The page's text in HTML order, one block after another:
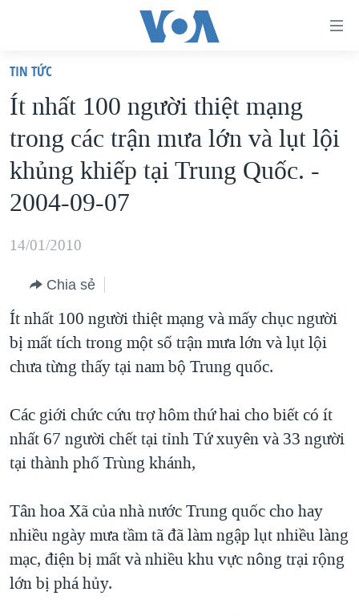
truy
cập
Tới
nội
chính
Tới
hướng
chính
Đi
tới
TRANG CHỦ
VIỆT NAM
HOA KỲ
BIỂN ĐÔNG
THẾ GIỚI
MỤC
TỰ DO BÁO CHÍ
VẠCH TRẦN TIN GIẢ
NGƯỜI VIỆT HẢI NGOẠI
KINH TẾ
KHOA HỌC
VĂN HOÁ
GIÁO DỤC
CHUYÊN ĐỀ
CHIẾN TRANH THƯƠNG MẠI CỦA MỸ: QUÁ KHỨ VÀ HIỆN
TẠI
MỘT NĂM CHIẾN TRANH TẠI DẢI GAZA
GIẢI MÃ VÀNH ĐAI & CON ĐƯỜNG
TRỊNH VĨNH BÌNH - NGƯỜI HẠ 'BÊN THẮNG CUỘC'
GROUND ZERO – XƯA VÀ NAY
CHI PHÍ CHIẾN TRANH AFGHANISTAN
CÁC GIÁ TRỊ CỘNG HÒA Ở VIỆT NAM
HỌC TIẾNG ANH
VIDEO
NGHE
MẠNG XÃ HỘI
Ngôn ngữ khác
TIN TỨC
Ít nhất 100 người thiệt mạng
trong các trận mưa lớn và lụt lội
khủng khiếp tại Trung Quốc. -
2004-09-07
14/01/2010
Chia sẻ
Ít nhất 100 người thiệt mạng và mấy chục người
bị mất tích trong một số trận mưa lớn và lụt lội
chưa từng thấy tại nam bộ Trung quốc.
Các giới chức cứu trợ hôm thứ hai cho biết có ít
nhất 67 người chết tại tỉnh Tứ xuyên và 33 người
tại thành phố Trùng khánh,
Tân hoa Xã của nhà nước Trung quốc cho hay
nhiều ngày mưa tầm tã đã làm ngập lụt nhiều làng
mạc, điện bị mất và nhiều khu vực nông trại rộng
lớn bị phá hủy.